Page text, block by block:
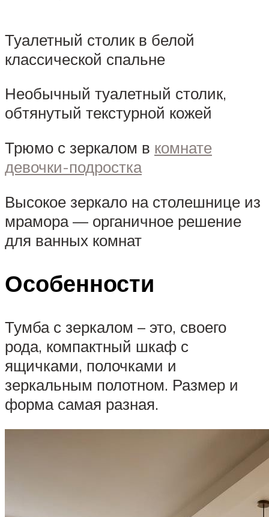
Туалетный столик в белой
классической спальне
Необычный туалетный столик,
обтянутый текстурной кожей
Трюмо с зеркалом в комнате
девочки-подростка
Высокое зеркало на столешнице из
мрамора — органичное решение
для ванных комнат
Особенности
Тумба с зеркалом – это, своего
рода, компактный шкаф с
ящичками, полочками и
зеркальным полотном. Размер и
форма самая разная.